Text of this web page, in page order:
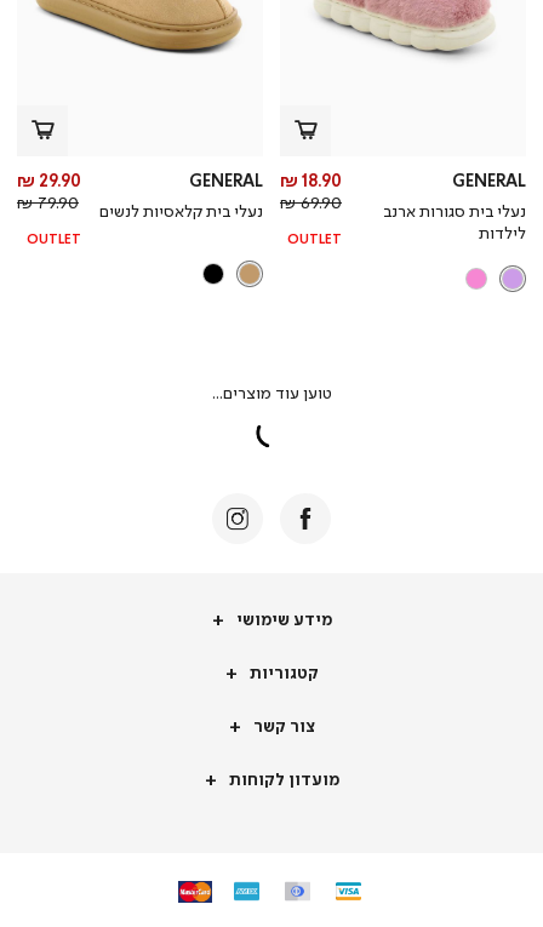
GENERAL
נעלי בית סגורות ארנב
לילדות
מחיר
מוצר
18.90 ₪
מחיר
רגיל
69.90 ₪
OUTLET
GENERAL
נעלי בית קלאסיות לנשים
29.90 ₪
79.90 ₪
OUTLET
מידע
מידע שימושי
קטגוריותקטגוריות
צור
צור קשר
מועדון
לקוחות
מועדון לקוחות